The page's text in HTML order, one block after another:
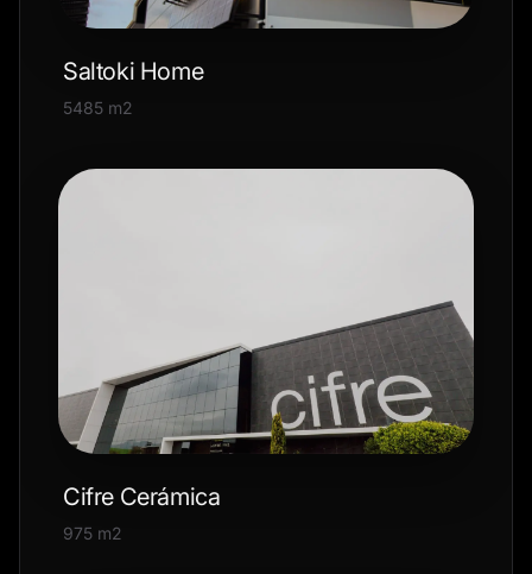
Saltoki Home
5485 m2
Cifre Cerámica
975 m2